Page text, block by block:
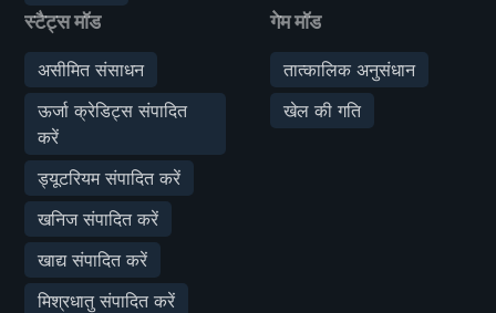
स्टैट्स मॉड
असीमित संसाधन
ऊर्जा क्रेडिट्स संपादित
करें
ड्यूटरियम संपादित करें
खनिज संपादित करें
खाद्य संपादित करें
मिश्रधातु संपादित करें
गेम मॉड
तात्कालिक अनुसंधान
खेल की गति